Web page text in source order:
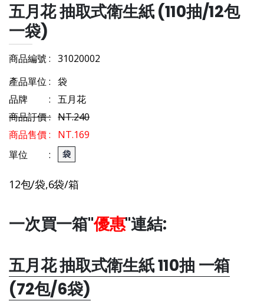
五月花 抽取式衛生紙 (110抽/12包
一袋)
商品編號 : 31020002
產品單位 : 袋
品牌 : 五月花
商品訂價 : NT.240
商品售價 :
NT.169
單位 :
袋
12包/袋,6袋/箱
一次買一箱"優惠"連結:
五月花 抽取式衛生紙 110抽 一箱
(72包/6袋)